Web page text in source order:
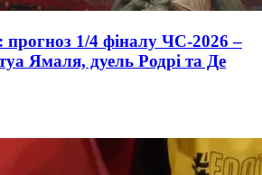
прогноз 1/4 фіналу ЧС-2026 –
Ямаля, дуель Родрі та Де